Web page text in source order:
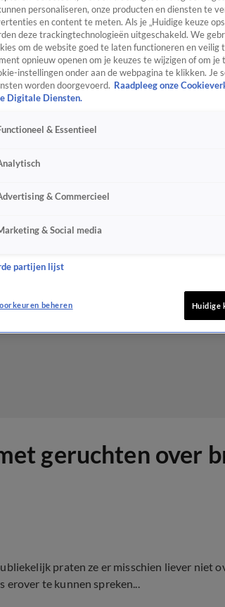
geruchten over
praten ze er misschien liever niet
erover te kunnen spreken...
personaliseren, onze producten en diensten te
en content te meten. Als je „Huidige keuze
deze trackingtechnologieën uitgeschakeld. We
om de website goed te laten functioneren en veilig
opnieuw openen om je keuzes te wijzigen of om
instellingen onder aan de webpagina te klikken. Je
worden doorgevoerd. Raadpleeg onze
Digitale Diensten.
& Essentieel
& Commercieel
& Social media
partijen lijst
beheren Huidige